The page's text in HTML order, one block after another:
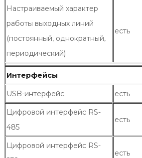
Настраиваемый характер
работы выходных линий
(постоянный, однократный,
периодический)
есть
Интерфейсы
USB-интерфейс есть
Цифровой интерфейс RS-
485
есть
Цифровой интерфейс RS-
есть